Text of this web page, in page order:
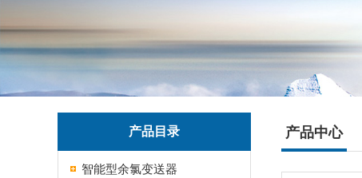
产品目录
智能型余氯变送器
产品中心